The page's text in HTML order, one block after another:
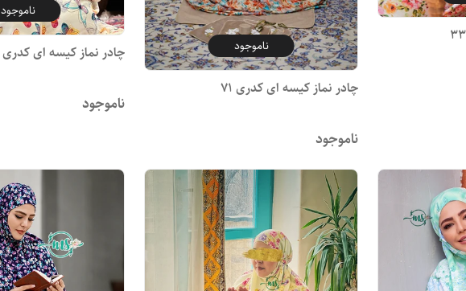
ناموجود
چادر نماز کیسه ای کدری 71
ناموجود
ناموجود
چادر نماز کیسه ای کدری 13
ناموجود